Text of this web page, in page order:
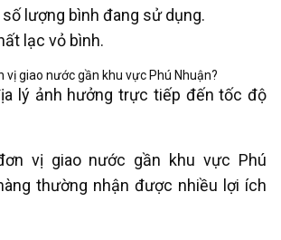
lượng bình đang sử dụng.
lạc vỏ bình.
vị giao nước gần khu vực Phú Nhuận?
lý ảnh hưởng trực tiếp đến tốc độ
vị giao nước gần khu vực Phú
thường nhận được nhiều lợi ích